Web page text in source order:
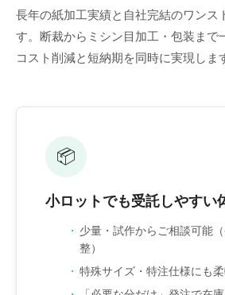
長年の紙加工実績と自社完結のワンス
す。断裁からミシン目加工・包装まで
コスト削減と短納期を同時に実現しま
📦
小ロットでも受託しやすい
少量・試作からご相談可能
整）
特殊サイズ・特注仕様にも